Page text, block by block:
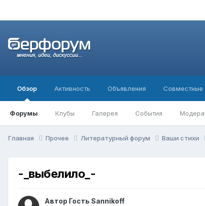
Обзор
Форумы Клубы Галерея События
Активность Объявления Совместные
Главная Прочее Литературный форум Ваши стихи
-_выбелило_-
Автор Гость Sannikoff